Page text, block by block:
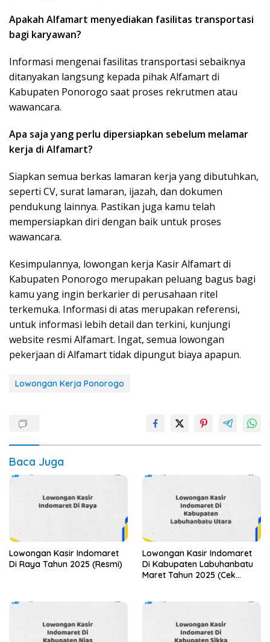
Apakah Alfamart menyediakan fasilitas transportasi
bagi karyawan?
Informasi mengenai fasilitas transportasi sebaiknya
ditanyakan langsung kepada pihak Alfamart di
Kabupaten Ponorogo saat proses rekrutmen atau
wawancara.
Apa saja yang perlu dipersiapkan sebelum melamar
kerja di Alfamart?
Siapkan semua berkas lamaran kerja yang dibutuhkan,
seperti CV, surat lamaran, ijazah, dan dokumen
pendukung lainnya. Pastikan juga kamu telah
mempersiapkan diri dengan baik untuk proses
wawancara.
Kesimpulannya, lowongan kerja Kasir Alfamart di
Kabupaten Ponorogo merupakan peluang bagus bagi
kamu yang ingin berkarier di perusahaan ritel
terkemuka. Informasi di atas merupakan referensi,
untuk informasi lebih detail dan terkini, kunjungi
website resmi Alfamart. Ingat, semua lowongan
pekerjaan di Alfamart tidak dipungut biaya apapun.
Lowongan Kerja Ponorogo
Baca Juga
Lowongan Kasir Indomaret
Di Raya Tahun 2025 (Resmi)
Lowongan Kasir Indomaret
Di Kabupaten Labuhanbatu
Maret Tahun 2025 (Cek